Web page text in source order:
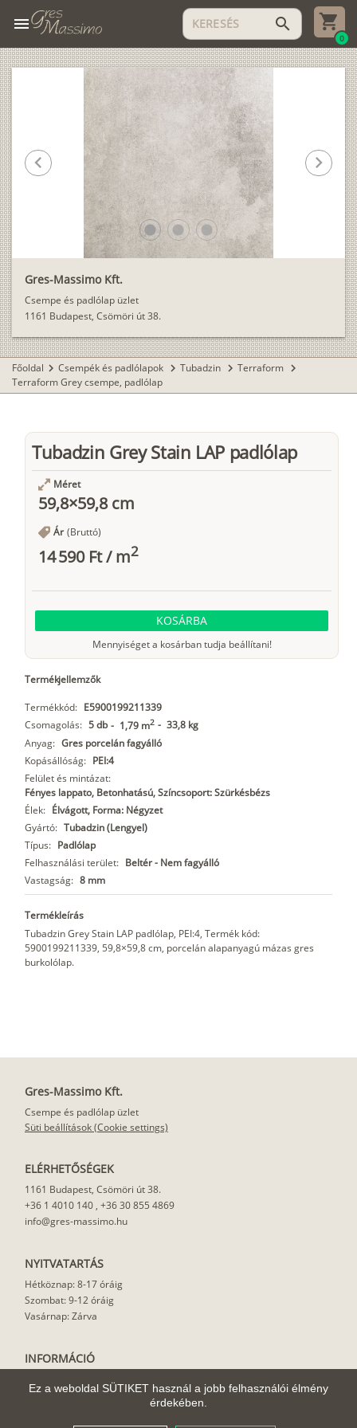
Ez a weboldal SÜTIKET használ a jobb felhasználói élmény
érdekében.
menu search
0
Gres-Massimo Kft.
Csempe és padlólap üzlet
1161 Budapest, Csömöri út 38.
lens lens lens
chevron_left chevron_right
Főoldal chevron_right Csempék és padlólapok chevron_right Tubadzin chevron_right Terraform chevron_right
Terraform Grey csempe, padlólap
Tubadzin Grey Stain LAP padlólap
Méret
59,8×59,8 cm
Ár (Bruttó)
14 590 Ft/m2
KOSÁRBA
Mennyiséget a kosárban tudja beállítani!
Termékjellemzők
Termékkód: E5900199211339
Csomagolás: 5 db - 1,79 m2 - 33,8 kg
Anyag: Gres porcelán fagyálló
Kopásállóság: PEI:4
Felület és mintázat:
Fényes lappato, Betonhatású, Színcsoport: Szürkésbézs
Élek: Élvágott, Forma: Négyzet
Gyártó: Tubadzin (Lengyel)
Típus: Padlólap
Felhasználási terület: Beltér - Nem fagyálló
Vastagság: 8 mm
Termékleírás
Tubadzin Grey Stain LAP padlólap, PEI:4, Termék kód:
5900199211339, 59,8×59,8 cm, porcelán alapanyagú mázas gres
burkolólap.
Gres-Massimo Kft.
Csempe és padlólap üzlet
Süti beállítások (Cookie settings)
ELÉRHETŐSÉGEK
1161 Budapest, Csömöri út 38.
+36 1 4010 140 , +36 30 855 4869
info@gres-massimo.hu
NYITVATARTÁS
Hétköznap: 8-17 óráig
Szombat: 9-12 óráig
Vasárnap: Zárva
INFORMÁCIÓ
Felhasználási javaslat